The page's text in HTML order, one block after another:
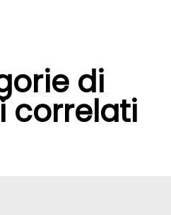
di
correlati